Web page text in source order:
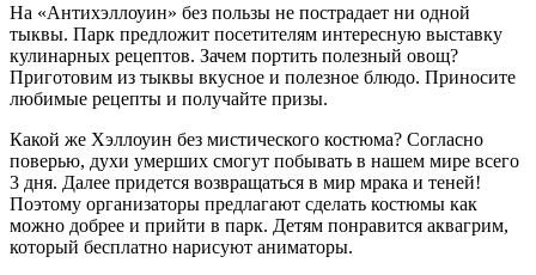
На «Антихэллоуин» без пользы не пострадает ни одной
тыквы. Парк предложит посетителям интересную выставку
кулинарных рецептов. Зачем портить полезный овощ?
Приготовим из тыквы вкусное и полезное блюдо. Приносите
любимые рецепты и получайте призы.
Какой же Хэллоуин без мистического костюма? Согласно
поверью, духи умерших смогут побывать в нашем мире всего
3 дня. Далее придется возвращаться в мир мрака и теней!
Поэтому организаторы предлагают сделать костюмы как
можно добрее и прийти в парк. Детям понравится аквагрим,
который бесплатно нарисуют аниматоры.